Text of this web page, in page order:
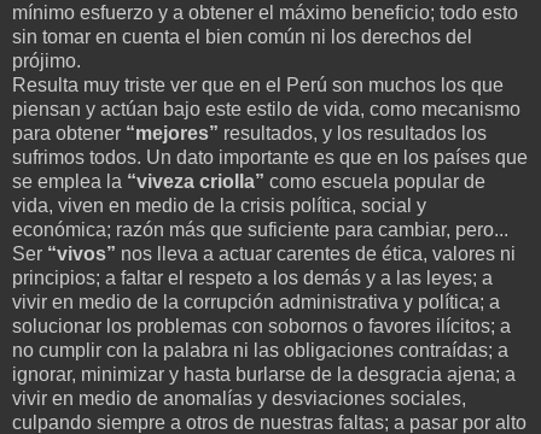
mínimo esfuerzo y a obtener el máximo beneficio; todo esto
sin tomar en cuenta el bien común ni los derechos del
prójimo.
Resulta muy triste ver que en el Perú son muchos los que
piensan y actúan bajo este estilo de vida, como mecanismo
para obtener “mejores” resultados, y los resultados los
sufrimos todos. Un dato importante es que en los países que
se emplea la “viveza criolla” como escuela popular de
vida, viven en medio de la crisis política, social y
económica; razón más que suficiente para cambiar, pero...
Ser “vivos” nos lleva a actuar carentes de ética, valores ni
principios; a faltar el respeto a los demás y a las leyes; a
vivir en medio de la corrupción administrativa y política; a
solucionar los problemas con sobornos o favores ilícitos; a
no cumplir con la palabra ni las obligaciones contraídas; a
ignorar, minimizar y hasta burlarse de la desgracia ajena; a
vivir en medio de anomalías y desviaciones sociales,
culpando siempre a otros de nuestras faltas; a pasar por alto